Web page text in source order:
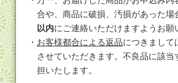
合や、商品に破損、汚損があった場
以内にご連絡いただけますようお願
お客様都合による返品につきまして
させていただきます。不良品に該当
担いたします。